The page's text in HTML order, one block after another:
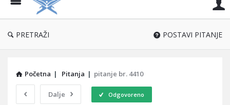
®
PRETRAŽI POSTAVI PITANJE
Početna | Pitanja | pitanje br. 4410
Dalje Odgovoreno